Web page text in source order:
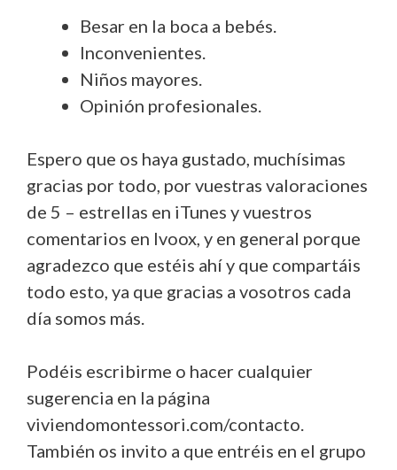
Besar en la boca a bebés.
Inconvenientes.
Niños mayores.
Opinión profesionales.
Espero que os haya gustado, muchísimas
gracias por todo, por vuestras valoraciones
de 5 – estrellas en iTunes y vuestros
comentarios en Ivoox, y en general porque
agradezco que estéis ahí y que compartáis
todo esto, ya que gracias a vosotros cada
día somos más.
Podéis escribirme o hacer cualquier
sugerencia en la página
viviendomontessori.com/contacto.
También os invito a que entréis en el grupo